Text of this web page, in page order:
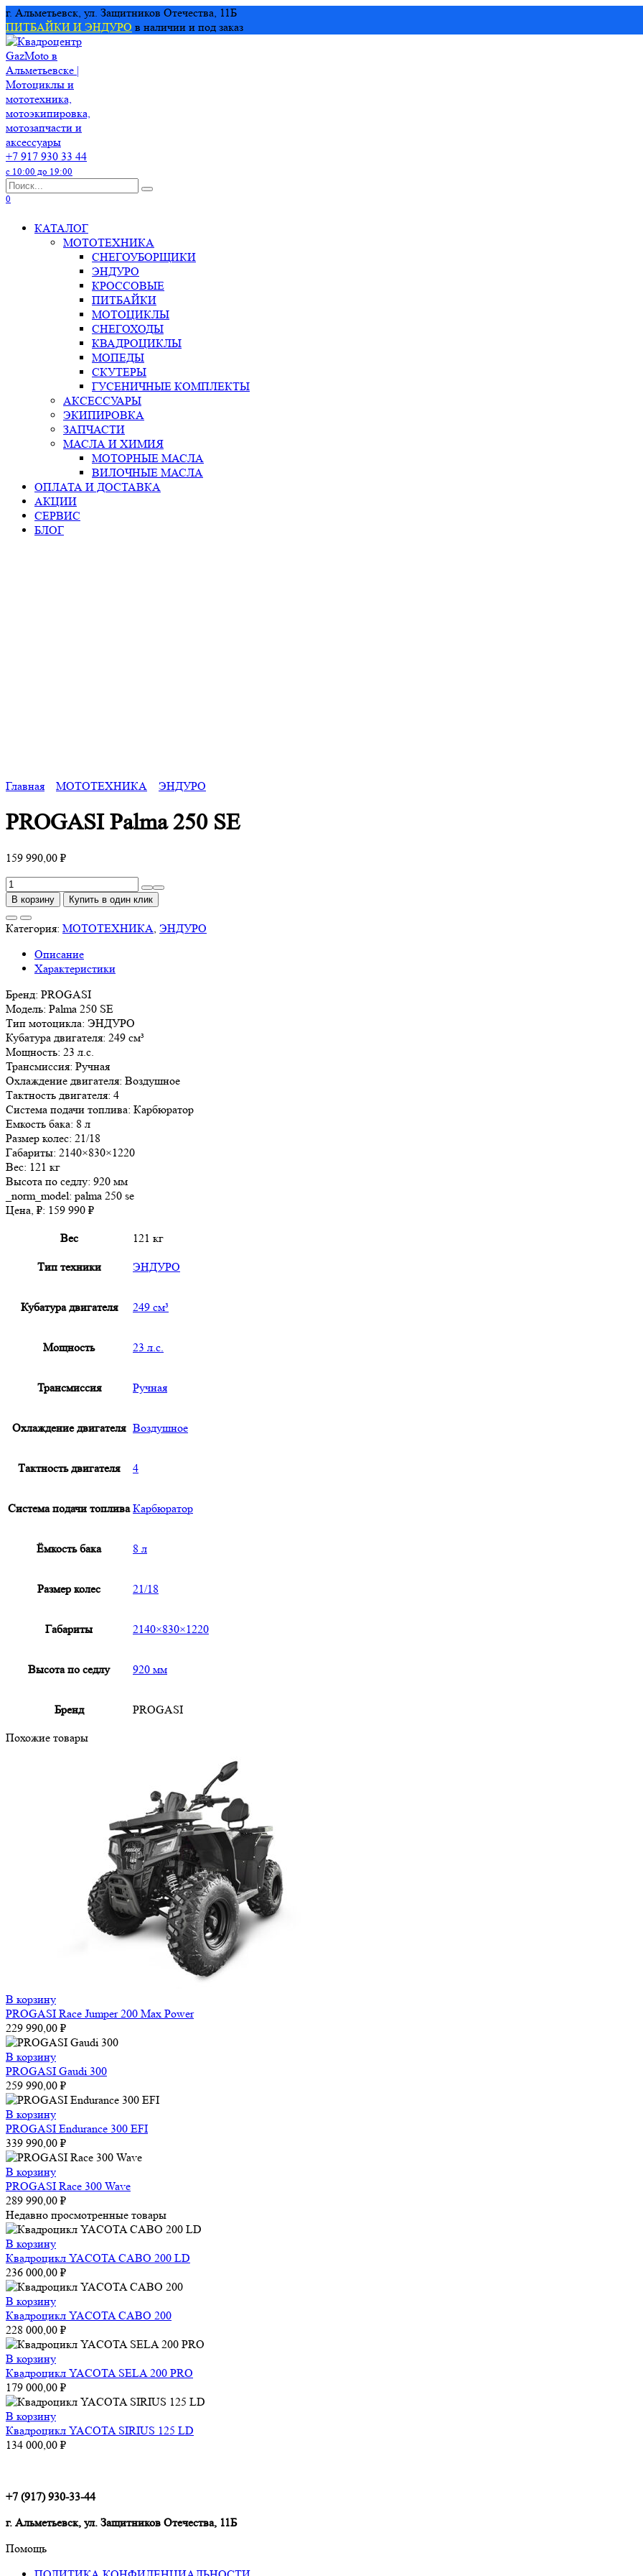
Перейти
к
содержанию
г. Альметьевск, ул. Защитников Отечества, 11Б
ПИТБАЙКИ И ЭНДУРО в наличии и под заказ
+7 917 930 33 44
с 10:00 до 19:00
Search
for:
0
КАТАЛОГ
МОТОТЕХНИКА
СНЕГОУБОРЩИКИ
ЭНДУРО
КРОССОВЫЕ
ПИТБАЙКИ
МОТОЦИКЛЫ
СНЕГОХОДЫ
КВАДРОЦИКЛЫ
МОПЕДЫ
СКУТЕРЫ
ГУСЕНИЧНЫЕ КОМПЛЕКТЫ
АКСЕССУАРЫ
ЭКИПИРОВКА
ЗАПЧАСТИ
МАСЛА И ХИМИЯ
МОТОРНЫЕ МАСЛА
ВИЛОЧНЫЕ МАСЛА
ОПЛАТА И ДОСТАВКА
АКЦИИ
СЕРВИС
БЛОГ
Главная МОТОТЕХНИКА ЭНДУРО
PROGASI Palma 250 SE
159 990,00 ₽
Количество
товара
Palma
В корзину Купить в один клик
Категория: МОТОТЕХНИКА, ЭНДУРО
Описание
Характеристики
Бренд: PROGASI
Модель: Palma 250 SE
Тип мотоцикла: ЭНДУРО
Кубатура двигателя: 249 см³
Мощность: 23 л.с.
Трансмиссия: Ручная
Охлаждение двигателя: Воздушное
Тактность двигателя: 4
Система подачи топлива: Карбюратор
Емкость бака: 8 л
Размер колес: 21/18
Габариты: 2140×830×1220
Вес: 121 кг
Высота по седлу: 920 мм
_norm_model: palma 250 se
Цена, ₽: 159 990 ₽
Вес 121 кг
Тип техники ЭНДУРО
Кубатура двигателя 249 см³
Мощность 23 л.с.
Трансмиссия Ручная
Охлаждение двигателя Воздушное
Тактность двигателя 4
Система подачи топлива Карбюратор
Ёмкость бака 8 л
Размер колес 21/18
Габариты 2140×830×1220
Высота по седлу 920 мм
Бренд PROGASI
Похожие товары
В корзину
PROGASI Race Jumper 200 Max Power
229 990,00 ₽
В корзину
PROGASI Gaudi 300
259 990,00 ₽
В корзину
PROGASI Endurance 300 EFI
339 990,00 ₽
В корзину
PROGASI Race 300 Wave
289 990,00 ₽
Недавно просмотренные товары
В корзину
Квадроцикл YACOTA CABO 200 LD
236 000,00 ₽
В корзину
Квадроцикл YACOTA CABO 200
228 000,00 ₽
В корзину
Квадроцикл YACOTA SELA 200 PRO
179 000,00 ₽
В корзину
Квадроцикл YACOTA SIRIUS 125 LD
134 000,00 ₽
+7 (917) 930-33-44
г. Альметьевск, ул. Защитников Отечества, 11Б
Помощь